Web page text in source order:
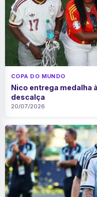
COPA DO MUNDO
Nico entrega medalha
descalça
20/07/2026